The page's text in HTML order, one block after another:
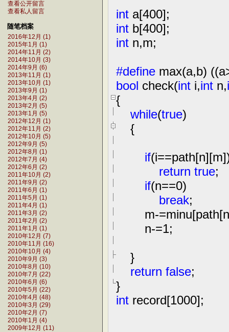
查看公开留言
查看私人留言
随笔档案
2016年12月 (1)
2015年1月 (1)
2014年11月 (2)
2014年10月 (3)
2014年9月 (6)
2013年11月 (1)
2013年10月 (1)
2013年9月 (1)
2013年4月 (2)
2013年2月 (5)
2013年1月 (5)
2012年12月 (1)
2012年11月 (2)
2012年10月 (5)
2012年9月 (5)
2012年8月 (1)
2012年7月 (4)
2012年6月 (2)
2011年10月 (2)
2011年9月 (2)
2011年6月 (1)
2011年5月 (1)
2011年4月 (1)
2011年3月 (2)
2011年2月 (2)
2011年1月 (1)
2010年12月 (7)
2010年11月 (16)
2010年10月 (4)
2010年9月 (3)
2010年8月 (10)
2010年7月 (22)
2010年6月 (6)
2010年5月 (22)
2010年4月 (48)
2010年3月 (29)
2010年2月 (7)
2010年1月 (4)
2009年12月 (11)
int a[400];
int b[400];
int n,m;
#define max(a,b)
bool check(int i,int n,
{
while(true)
{
if(i==
return true;
if(n==0)
break;
m-=
n-=1;
}
return false;
}
int record[1000];